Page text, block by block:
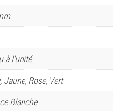
à l'unité
Jaune, Rose, Vert
Blanche